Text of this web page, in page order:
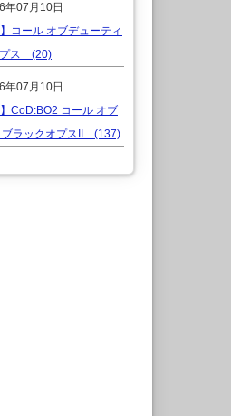
年07月10日
】コール オブデューティ
プス (20)
年07月10日
】CoD:BO2 コール オブ
ブラックオプスII (137)